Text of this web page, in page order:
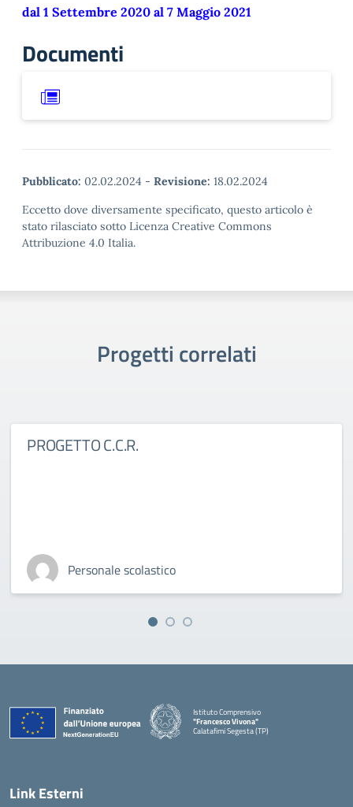
dal 1 Settembre 2020 al 7 Maggio 2021
Documenti
Pubblicato: 02.02.2024 - Revisione: 18.02.2024
Eccetto dove diversamente specificato, questo articolo è
stato rilasciato sotto Licenza Creative Commons
Attribuzione 4.0 Italia.
Progetti correlati
PROGETTO C.C.R.
Personale scolastico
Istituto Comprensivo
"Francesco Vivona"
Calatafimi Segesta (TP)
— Visita la pagina iniziale della scuola
Link Esterni